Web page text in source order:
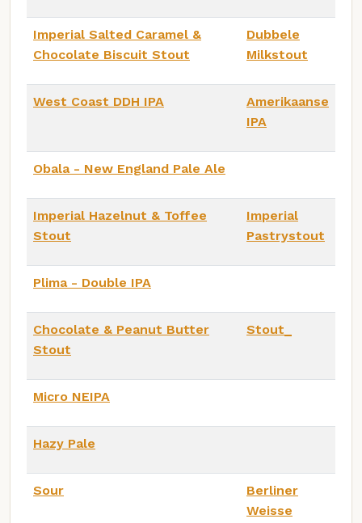
Imperial Salted Caramel &
Chocolate Biscuit Stout
Dubbele
Milkstout
West Coast DDH IPA
Amerikaanse
IPA
Obala - New England Pale Ale
Imperial Hazelnut & Toffee
Stout
Imperial
Pastrystout
Plima - Double IPA
Chocolate & Peanut Butter
Stout
Stout_
Micro NEIPA
Hazy Pale
Sour
Berliner
Weisse